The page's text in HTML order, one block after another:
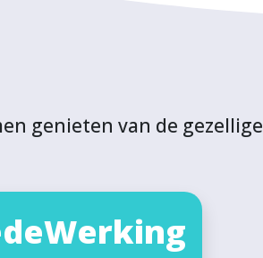
genieten van de gezellige